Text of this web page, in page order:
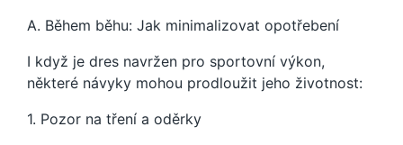
A. Během běhu: Jak minimalizovat opotřebení
I když je dres navržen pro sportovní výkon,
některé návyky mohou prodloužit jeho životnost:
1. Pozor na tření a oděrky